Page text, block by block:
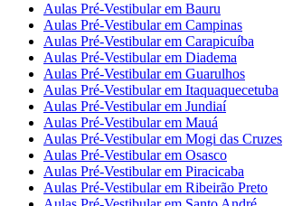
Aulas Pré-Vestibular em Bauru
Aulas Pré-Vestibular em Campinas
Aulas Pré-Vestibular em Carapicuíba
Aulas Pré-Vestibular em Diadema
Aulas Pré-Vestibular em Guarulhos
Aulas Pré-Vestibular em Itaquaquecetuba
Aulas Pré-Vestibular em Jundiaí
Aulas Pré-Vestibular em Mauá
Aulas Pré-Vestibular em Mogi das Cruzes
Aulas Pré-Vestibular em Osasco
Aulas Pré-Vestibular em Piracicaba
Aulas Pré-Vestibular em Ribeirão Preto